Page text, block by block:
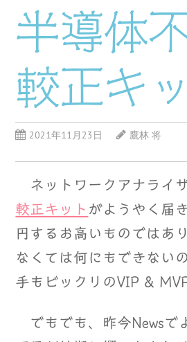
半導体
較正キ
2021年11月23日 鷹林 将
ネットワークアナライ
較正キット がようやく届
円するお高いものではあ
なくては何にもできない
手もビックリのVIP &
でもでも、昨今Newsで